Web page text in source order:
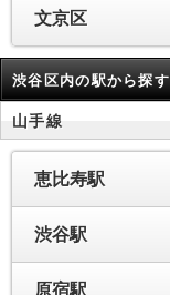
文京区
渋谷区内の駅から探す
山手線
恵比寿駅
渋谷駅
原宿駅